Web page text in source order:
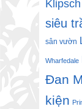
Klipsch
siêu
sân vườn
Wharfedale
Đan
kiện